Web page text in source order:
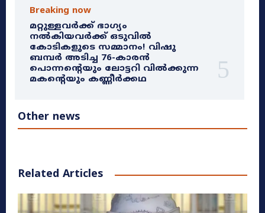
Breaking now
മറ്റുള്ളവർക്ക് ഭാഗ്യം
നൽകിയവർക്ക് ഒടുവിൽ
കോടികളുടെ സമ്മാനം! വിഷു
ബമ്പർ അടിച്ച 76-കാരൻ
പൊന്നന്റെയും ലോട്ടറി വിൽക്കുന്ന
മകന്റെയും കണ്ണീർക്കഥ
Other news
Related Articles